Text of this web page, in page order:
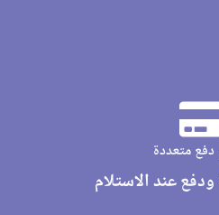
متعددة
عند الاستلام